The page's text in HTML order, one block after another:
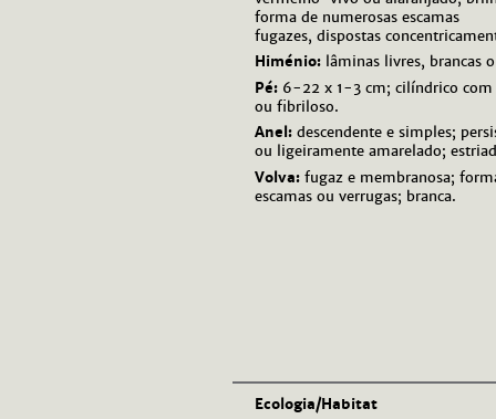
forma de numerosas
fugazes, dispostas
Himénio: lâminas livres, brancas
Pé: 6-22 x 1-3 cm; cilíndrico com
ou fibriloso.
Anel: descendente e simples;
ou ligeiramente amarelado;
Volva: fugaz e membranosa;
escamas ou verrugas; branca.
Ecologia/Habitat